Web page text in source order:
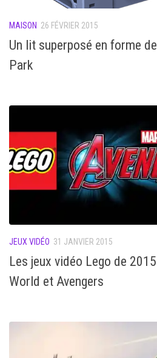
MAISON 26 FÉVRIER 2015
Un lit superposé en forme
Park
JEUX VIDÉO 31 JANVIER 2015
Les jeux vidéo Lego de
World et Avengers